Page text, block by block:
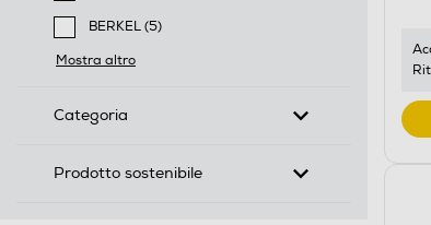
Filtra per Marca: BEKO
BERKEL (5)
Filtra per Marca: BERKEL
Mostra altro
Categoria
Prodotto sostenibile